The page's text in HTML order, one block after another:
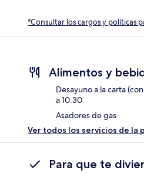
*Consultar los cargos y políticas
Alimentos y
Desayuno a la carta (con
a 10:30
Asadores de gas
Ver todos los servicios de la
Para que te